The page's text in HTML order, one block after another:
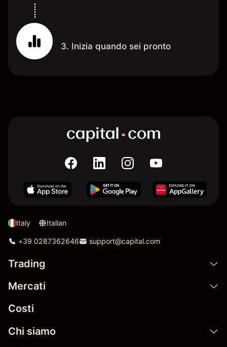
3. Inizia quando sei pronto
Italy Italian
+39 0287362646 support@capital.com
Trading
Mercati
Costi
Chi siamo